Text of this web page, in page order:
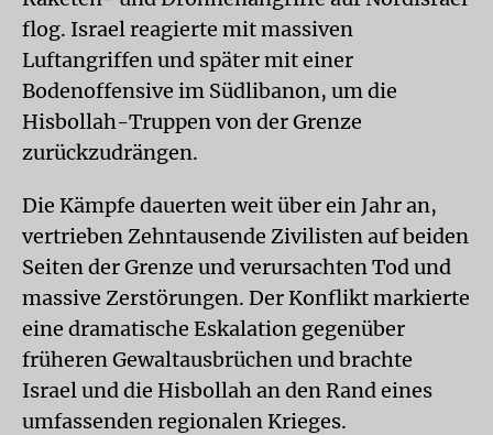
flog. Israel reagierte mit massiven
Luftangriffen und später mit einer
Bodenoffensive im Südlibanon, um die
Hisbollah-Truppen von der Grenze
zurückzudrängen.
Die Kämpfe dauerten weit über ein Jahr an,
vertrieben Zehntausende Zivilisten auf beiden
Seiten der Grenze und verursachten Tod und
massive Zerstörungen. Der Konflikt markierte
eine dramatische Eskalation gegenüber
früheren Gewaltausbrüchen und brachte
Israel und die Hisbollah an den Rand eines
umfassenden regionalen Krieges.